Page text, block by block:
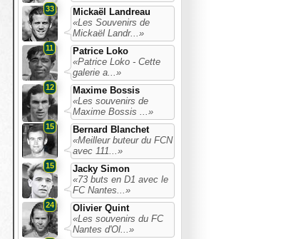
33
Mickaël Landreau
«Les Souvenirs de
Mickaël Landr...»
11
Patrice Loko
«Patrice Loko - Cette
galerie a...»
12
Maxime Bossis
«Les souvenirs de
Maxime Bossis ...»
15
Bernard Blanchet
«Meilleur buteur du FCN
avec 111...»
15
Jacky Simon
«73 buts en D1 avec le
FC Nantes...»
24
Olivier Quint
«Les souvenirs du FC
Nantes d'Ol...»